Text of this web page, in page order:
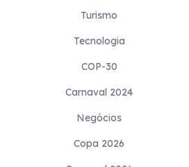
Turismo
Tecnologia
COP-30
Carnaval 2024
Negócios
Copa 2026